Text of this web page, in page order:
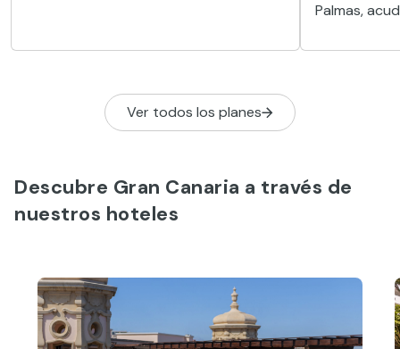
a la contemplación que al simple ocio.
Palmas,
ver delfines
Ver todos los planes
Descubre Gran Canaria a través de
nuestros hoteles